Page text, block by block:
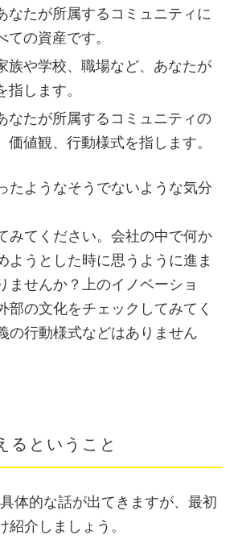
なたが所属するコミュニティに
の資産です。
族や学校、職場など、あなたが
します。
なたが所属するコミュニティの
値観、行動様式を指します。
たようなそうでないような気分
みてください。会社の中で何か
ようとした時に思うように進ま
ませんか？上のイノベーショ
部の文化をチェックしてみてく
の行動様式などはありません
るということ
体的な話が出てきますが、最初
介しましょう。